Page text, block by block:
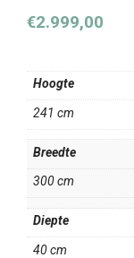
€2.999,00
Hoogte
241 cm
Breedte
300 cm
Diepte
40 cm